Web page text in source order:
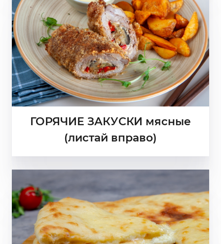
ГОРЯЧИЕ ЗАКУСКИ мясные
(листай вправо)